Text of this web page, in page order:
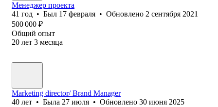
Менеджер проекта
41 год • Был 17 февраля • Обновлено 2 сентября 2021
500 000 ₽
Общий опыт
20 лет 3 месяца
Marketing director/ Brand Manager
40 лет • Была 27 июля • Обновлено 30 июня 2025